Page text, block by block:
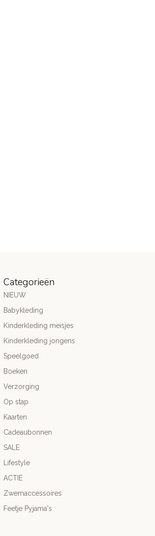
Categorieën
NIEUW
Babykleding
Kinderkleding meisjes
Kinderkleding jongens
Speelgoed
Boeken
Verzorging
Op stap
Kaarten
Cadeaubonnen
SALE
Lifestyle
ACTIE
Zwemaccessoires
Feetje Pyjama's